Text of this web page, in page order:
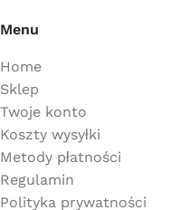
Menu
Home
Sklep
Twoje konto
Koszty wysyłki
Metody płatności
Regulamin
Polityka prywatności